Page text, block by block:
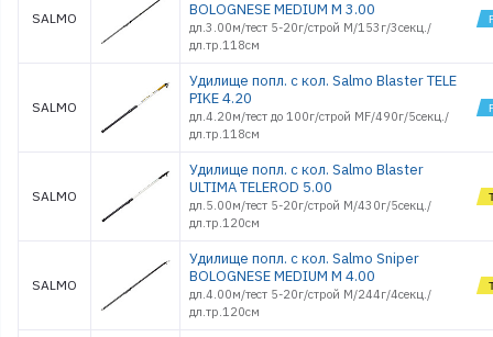
SALMO
BOLOGNESE MEDIUM M 3.00
дл.3.00м/тест 5-20г/строй M/153г/3секц./
дл.тр.118см
SALMO
Удилище попл. с кол. Salmo Blaster TELE
PIKE 4.20
дл.4.20м/тест до 100г/строй MF/490г/5секц./
дл.тр.118см
SALMO
Удилище попл. с кол. Salmo Blaster
ULTIMA TELEROD 5.00
дл.5.00м/тест 5-20г/строй M/430г/5секц./
дл.тр.120см
SALMO
Удилище попл. с кол. Salmo Sniper
BOLOGNESE MEDIUM M 4.00
дл.4.00м/тест 5-20г/строй M/244г/4секц./
дл.тр.120см